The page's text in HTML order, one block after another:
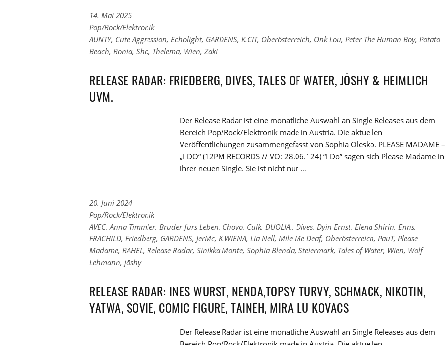
14. Mai 2025
Links
zu
den
Pop/Rock/Elektronik
Links
zu
Tags
AUNTY, Cute Aggression, Echolight, GARDENS, K.CIT, Oberösterreich, Onk Lou, Peter The Human Boy, Potato
Beach, Ronia, Sho, Thelema, Wien, Zak!
RELEASE RADAR: FRIEDBERG, DIVES, TALES OF WATER, JŌSHY & HEIMLICH
UVM.
Der Release Radar ist eine monatliche Auswahl an Single Releases aus dem
Bereich Pop/Rock/Elektronik made in Austria. Die aktuellen
Veröffentlichungen zusammengefasst von Sophia Olesko. PLEASE MADAME –
„I DO“ (12PM RECORDS // VÖ: 28.06.´24) “I Do” sagen sich Please Madame in
ihrer neuen Single. Sie ist nicht nur …
20. Juni 2024
Links
zu
den
Kategorien
Pop/Rock/Elektronik
Links
zu
den
Tags
AVEC,Anna Timmler, Brüder fürs Leben, Chovo, Culk, DUOLIA., Dives, Dyin Ernst, Elena Shirin, Enns,
FRACHILD, Friedberg, GARDENS, JerMc, K.WIENA, Lia Nell, Mile Me Deaf, Oberösterreich, PauT, Please
Madame, RAHEL, Release Radar, Sinikka Monte, Sophia Blenda, Steiermark, Tales of Water, Wien, Wolf
Lehmann, jōshy
RELEASE RADAR: INES WURST, NENDA,TOPSY TURVY, SCHMACK, NIKOTIN,
YATWA, SOVIE, COMIC FIGURE, TAINEH, MIRA LU KOVACS
Der Release Radar ist eine monatliche Auswahl an Single Releases aus dem